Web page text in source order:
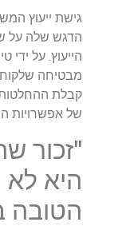
גישת ייעוץ
הדגש שלה על
הייעוץ. על
מבטיחה
קבלת
של אפשרויות
"זכור
היא
הטובה